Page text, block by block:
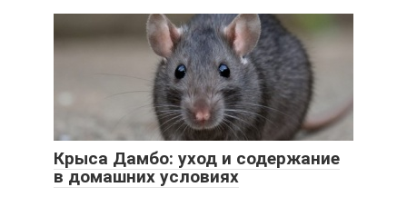
Крыса Дамбо: уход и содержание
в домашних условиях